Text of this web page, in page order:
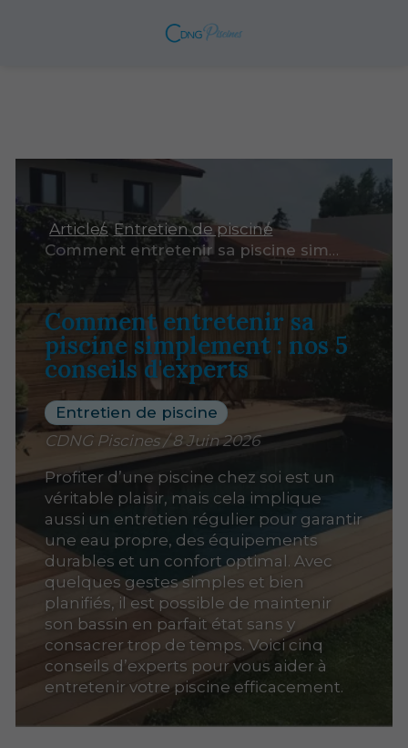
Articles Entretien de piscine
Comment entretenir sa piscine simplement : nos 5 conseils d'experts
Comment entretenir sa
piscine simplement : nos 5
conseils d'experts
Entretien de piscine
CDNG Piscines / 8 Juin 2026
Profiter d’une piscine chez soi est un
véritable plaisir, mais cela implique
aussi un entretien régulier pour garantir
une eau propre, des équipements
durables et un confort optimal. Avec
quelques gestes simples et bien
planifiés, il est possible de maintenir
son bassin en parfait état sans y
consacrer trop de temps. Voici cinq
conseils d’experts pour vous aider à
entretenir votre piscine efficacement.